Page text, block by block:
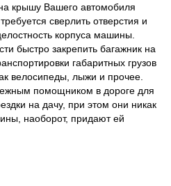
крышу Вашего автомобиля
сверлить отверстия и
корпуса машины.
быстро закрепить багажник на
габаритных грузов
велосипеды, лыжи и прочее.
помощником в дороге для
на дачу, при этом они никак
наоборот, придают ей